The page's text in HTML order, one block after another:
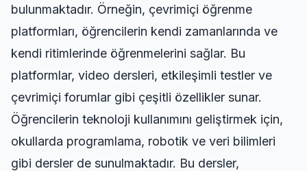
bulunmaktadır. Örneğin, çevrimiçi öğrenme
platformları, öğrencilerin kendi zamanlarında ve
kendi ritimlerinde öğrenmelerini sağlar. Bu
platformlar, video dersleri, etkileşimli testler ve
çevrimiçi forumlar gibi çeşitli özellikler sunar.
Öğrencilerin teknoloji kullanımını geliştirmek için,
okullarda programlama, robotik ve veri bilimleri
gibi dersler de sunulmaktadır. Bu dersler,